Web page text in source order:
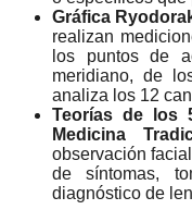
Gráfica
realizan
los puntos de
meridiano, de
analiza los 12
Teorías de los
Medicina
observación
de síntomas,
diagnóstico de